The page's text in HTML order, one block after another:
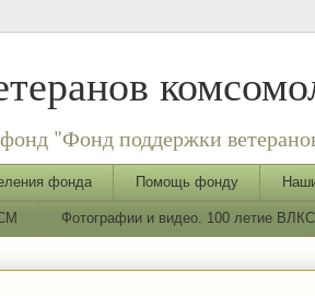
"Фонд поддержки
фонда Помощь фонду
Фотографии и видео. 100 летие